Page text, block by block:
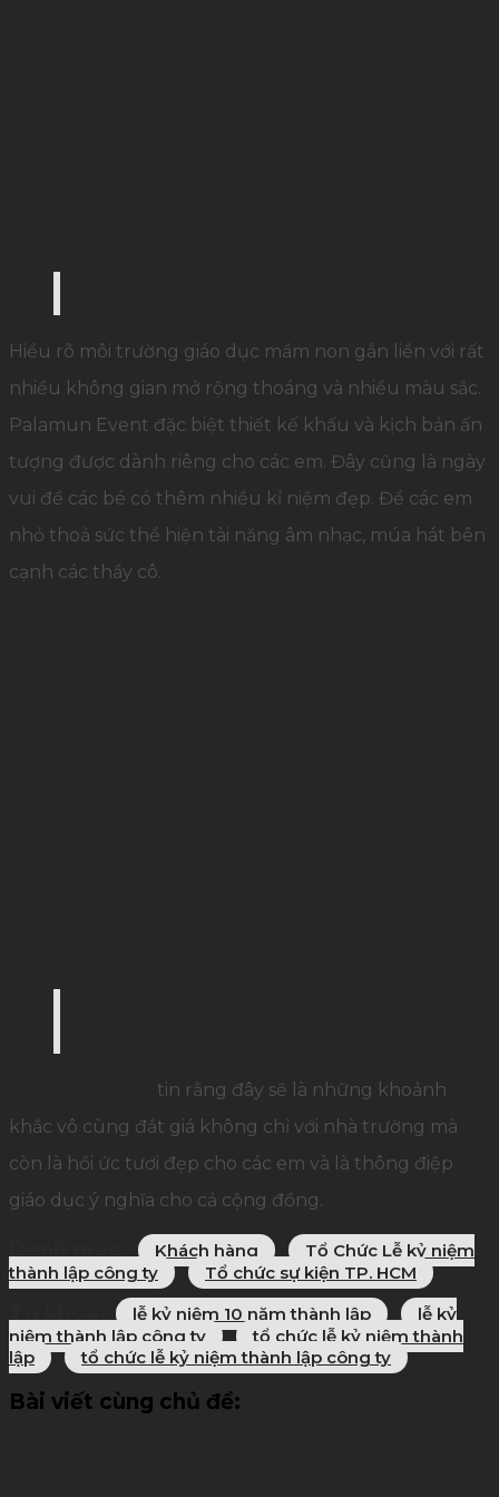
Hiểu rõ môi trường giáo dục mầm non gắn liền với rất
nhiều không gian mở rộng thoáng và nhiều màu sắc.
Palamun Event đặc biệt thiết kế khấu và kịch bản ấn
tượng được dành riêng cho các em. Đây cũng là ngày
vui để các bé có thêm nhiều kỉ niệm đẹp. Để các em
nhỏ thoả sức thể hiện tài năng âm nhạc, múa hát bên
cạnh các thầy cô.
tin rằng đây sẽ là những khoảnh
khắc vô cùng đắt giá không chỉ với nhà trường mà
còn là hồi ức tươi đẹp cho các em và là thông điệp
giáo dục ý nghĩa cho cả cộng đồng.
Khách hàng
Tổ Chức Lễ kỷ niệm
thành lập công ty
Tổ chức sự kiện TP. HCM
lễ kỷ niệm 10 năm thành lập
lễ kỷ
niệm thành lập công ty
tổ chức lễ kỷ niệm thành
lập
tổ chức lễ kỷ niệm thành lập công ty
Bài viết cùng chủ đề: